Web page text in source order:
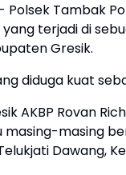
- Polsek Tambak
terjadi di
Gresik.
diduga kuat
AKBP Rovan
masing-masing
Dawang,